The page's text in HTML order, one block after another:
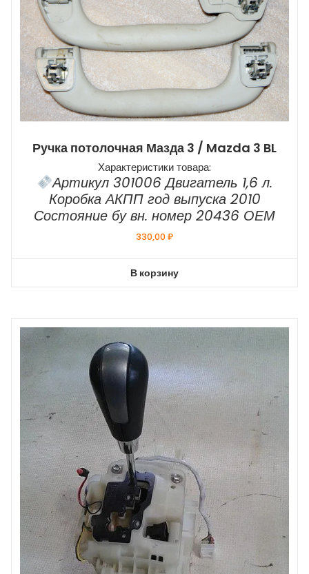
Ручка потолочная Мазда 3 / Mazda 3 BL
Характеристики товара:
Артикул 301006 Двигатель 1,6 л.
Коробка АКПП год выпуска 2010
Состояние бу вн. номер 20436 ОЕМ
330,00₽
В корзину